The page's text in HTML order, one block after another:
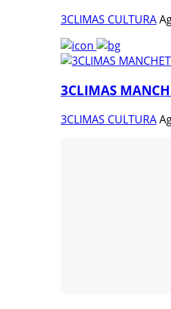
3CLIMAS CULTURA
3CLIMAS
3CLIMAS CULTURA